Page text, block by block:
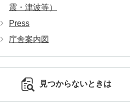
震・津波等）
Press
庁舎案内図
見つからないときは